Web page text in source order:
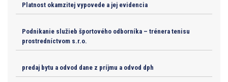
Platnost okamzitej vypovede a jej evidencia
Podnikanie služieb športového odborníka – trénera tenisu
prostredníctvom s.r.o.
predaj bytu a odvod dane z príjmu a odvod dph